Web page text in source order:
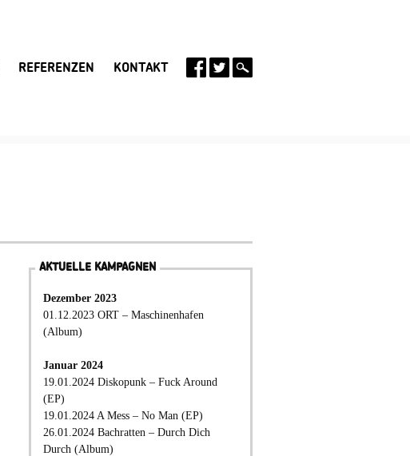
REFERENZEN KONTAKT
AKTUELLE KAMPAGNEN
Dezember 2023
01.12.2023 ORT – Maschinenhafen
(Album)
Januar 2024
19.01.2024 Diskopunk – Fuck Around
(EP)
19.01.2024 A Mess – No Man (EP)
26.01.2024 Bachratten – Durch Dich
Durch (Album)